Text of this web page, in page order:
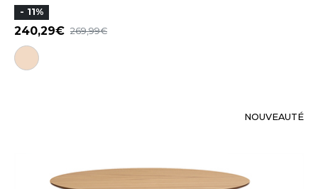
- 11%
240,29 269,99
NOUVEAUTÉ